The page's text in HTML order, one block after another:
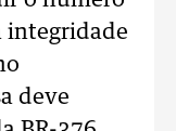
integridade
deve